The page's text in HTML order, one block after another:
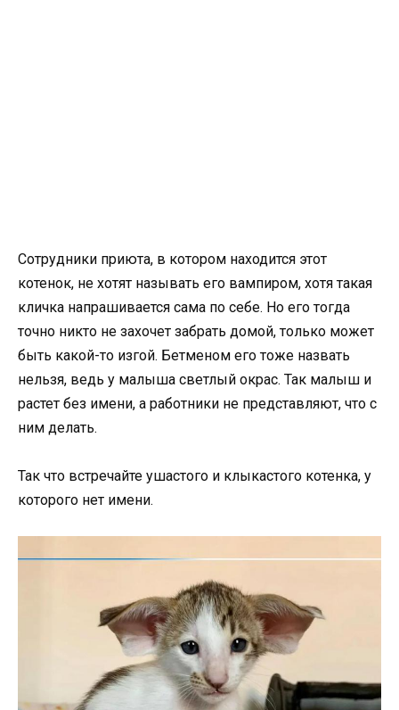
Сотрудники приюта, в котором находится этот
котенок, не хотят называть его вампиром, хотя такая
кличка напрашивается сама по себе. Но его тогда
точно никто не захочет забрать домой, только может
быть какой-то изгой. Бетменом его тоже назвать
нельзя, ведь у малыша светлый окрас. Так малыш и
растет без имени, а работники не представляют, что с
ним делать.
Так что встречайте ушастого и клыкастого котенка, у
которого нет имени.